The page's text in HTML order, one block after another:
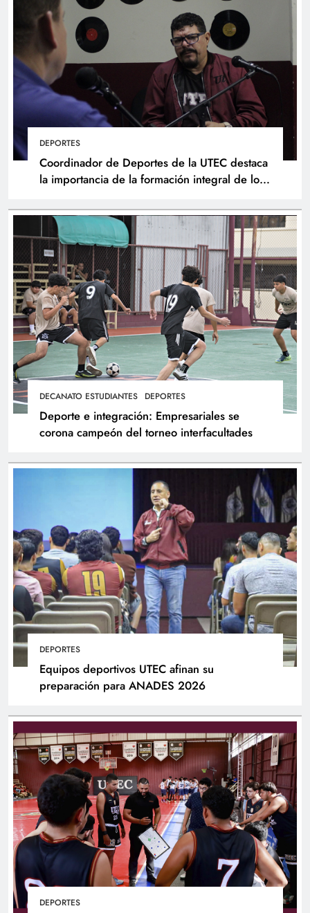
DEPORTES
Coordinador de Deportes de la UTEC destaca
la importancia de la formación integral de los
DECANATO ESTUDIANTES DEPORTES
Deporte e integración: Empresariales se
corona campeón del torneo interfacultades
DEPORTES
Equipos deportivos UTEC afinan su
preparación para ANADES 2026
DEPORTES